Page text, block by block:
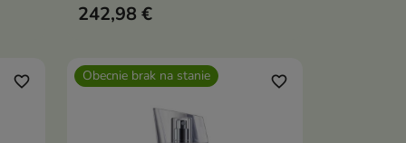
242,98 €
favorite_border Obecnie brak na stanie favorite_border